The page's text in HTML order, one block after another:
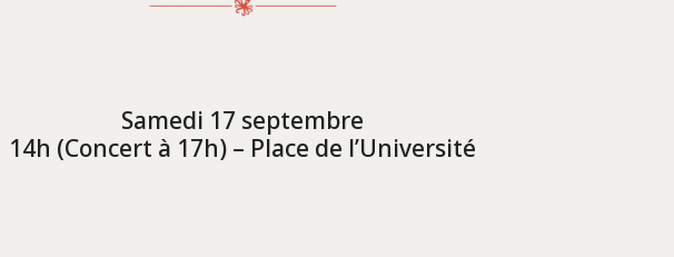
Samedi 17 septembre
14h (Concert à 17h) – Place de l’Université